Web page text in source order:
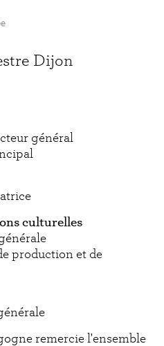
Dijon
général
culturelles
production et de
remercie l'ensemble